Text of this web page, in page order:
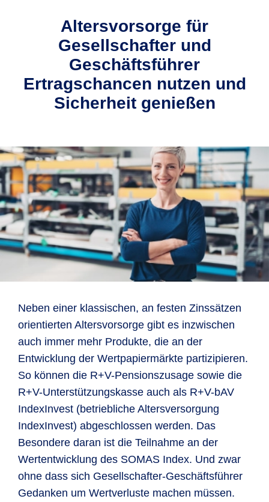
Altersvorsorge für
Gesellschafter und
Geschäftsführer
Ertragschancen nutzen und
Sicherheit genießen
Neben einer klassischen, an festen Zinssätzen
orientierten Altersvorsorge gibt es inzwischen
auch immer mehr Produkte, die an der
Entwicklung der Wertpapiermärkte partizipieren.
So können die R+V-Pensionszusage sowie die
R+V-Unterstützungskasse auch als R+V-bAV
IndexInvest (betriebliche Altersversorgung
IndexInvest) abgeschlossen werden. Das
Besondere daran ist die Teilnahme an der
Wertentwicklung des SOMAS Index. Und zwar
ohne dass sich Gesellschafter-Geschäftsführer
Gedanken um Wertverluste machen müssen.